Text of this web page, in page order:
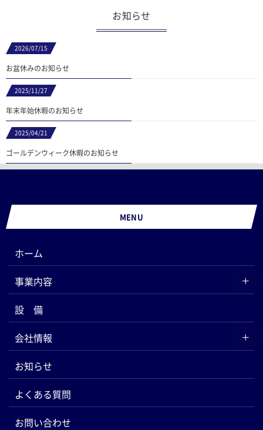
お知らせ
2026/07/15
お盆休みのお知らせ
2025/11/27
年末年始休暇のお知らせ
2025/04/21
ゴールデンウィーク休暇のお知らせ
MENU
ホーム
事業内容
設 備
会社情報
お知らせ
よくある質問
お問い合わせ